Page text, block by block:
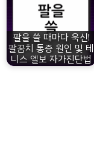
팔을 쓸 때마다 욱신!
팔꿈치 통증 원인 및 테
니스 엘보 자가진단법